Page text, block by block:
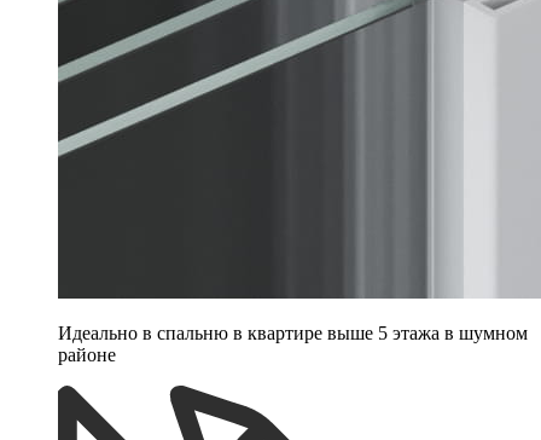
Идеально в спальню в квартире выше 5 этажа в шумном
районе